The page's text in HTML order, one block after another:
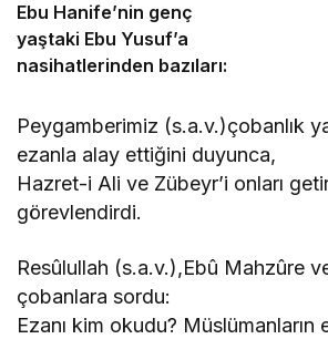
Ebu Hanife’nin genç
yaştaki Ebu Yusuf’a
nasihatlerinden bazıları:
Peygamberimiz (s.a.v.)çobanlık
ezanla alay ettiğini duyunca,
Hazret-i Ali ve Zübeyr’i onları
görevlendirdi.
Resûlullah (s.a.v.),Ebû Mahzûre
çobanlara sordu:
Ezanı kim okudu? Müslümanların